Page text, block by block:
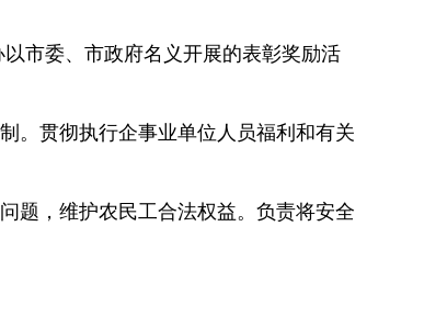
市委、市政府名义开展的表彰奖励活
贯彻执行企事业单位人员福利和有关
，维护农民工合法权益。负责将安全